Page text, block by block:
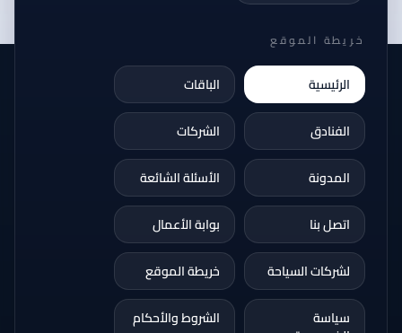
خريطة الموقع
الرئيسية
الباقات
الفنادق
الشركات
المدونة
الأسئلة الشائعة
اتصل بنا
بوابة الأعمال
لشركات السياحة
خريطة الموقع
سياسة
الشروط والأحكام